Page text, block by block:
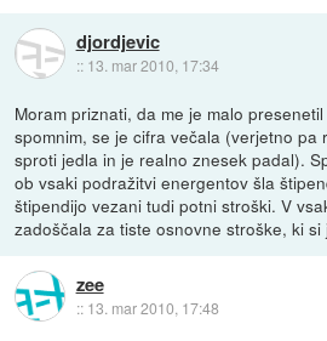
djordjevic
:: 13. mar 2010, 17:34
Moram priznati, da me je malo
spomnim, se je cifra večala (verjetno pa
sproti jedla in je realno znesek padal).
ob vsaki podražitvi energentov šla
štipendijo vezani tudi potni stroški. V
zadoščala za tiste osnovne stroške, ki
zee
:: 13. mar 2010, 17:48